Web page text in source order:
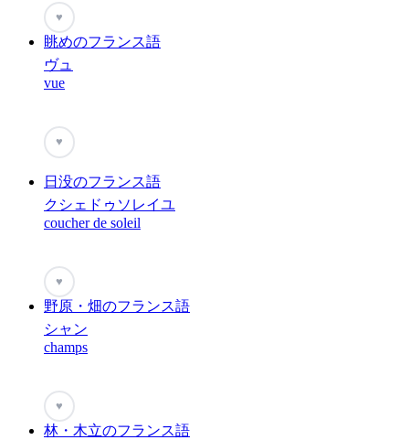
♥
眺めのフランス語
ヴュ
vue
♥
日没のフランス語
クシェドゥソレイユ
coucher de soleil
♥
野原・畑のフランス語
シャン
champs
♥
林・木立のフランス語